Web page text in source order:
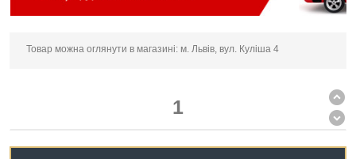
Товар можна оглянути в магазині: м. Львів, вул. Куліша 4